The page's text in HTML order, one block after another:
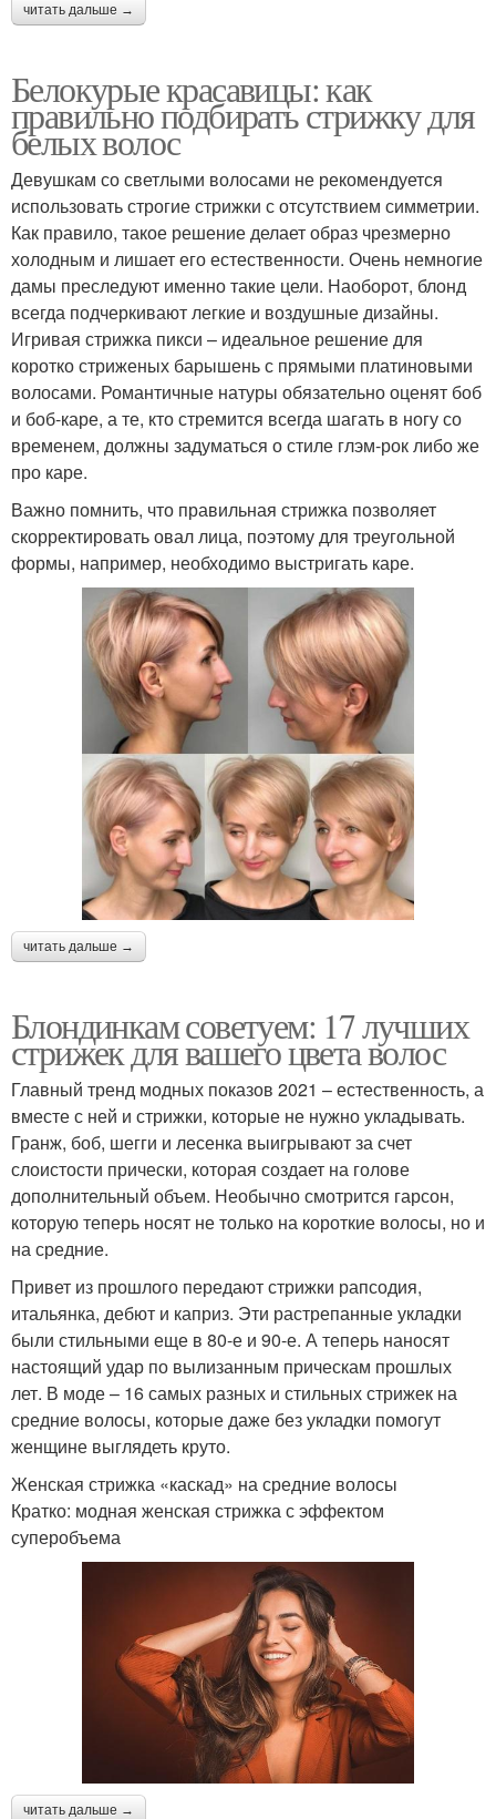
читать дальше →
Белокурые красавицы: как
правильно подбирать стрижку для
белых волос
Девушкам со светлыми волосами не рекомендуется
использовать строгие стрижки с отсутствием симметрии.
Как правило, такое решение делает образ чрезмерно
холодным и лишает его естественности. Очень немногие
дамы преследуют именно такие цели. Наоборот, блонд
всегда подчеркивают легкие и воздушные дизайны.
Игривая стрижка пикси – идеальное решение для
коротко стриженых барышень с прямыми платиновыми
волосами. Романтичные натуры обязательно оценят боб
и боб-каре, а те, кто стремится всегда шагать в ногу со
временем, должны задуматься о стиле глэм-рок либо же
про каре.
Важно помнить, что правильная стрижка позволяет
скорректировать овал лица, поэтому для треугольной
формы, например, необходимо выстригать каре.
читать дальше →
Блондинкам советуем: 17 лучших
стрижек для вашего цвета волос
Главный тренд модных показов 2021 – естественность, а
вместе с ней и стрижки, которые не нужно укладывать.
Гранж, боб, шегги и лесенка выигрывают за счет
слоистости прически, которая создает на голове
дополнительный объем. Необычно смотрится гарсон,
которую теперь носят не только на короткие волосы, но и
на средние.
Привет из прошлого передают стрижки рапсодия,
итальянка, дебют и каприз. Эти растрепанные укладки
были стильными еще в 80-е и 90-е. А теперь наносят
настоящий удар по вылизанным прическам прошлых
лет. В моде – 16 самых разных и стильных стрижек на
средние волосы, которые даже без укладки помогут
женщине выглядеть круто.
Женская стрижка «каскад» на средние волосы
Кратко: модная женская стрижка с эффектом
суперобъема
читать дальше →